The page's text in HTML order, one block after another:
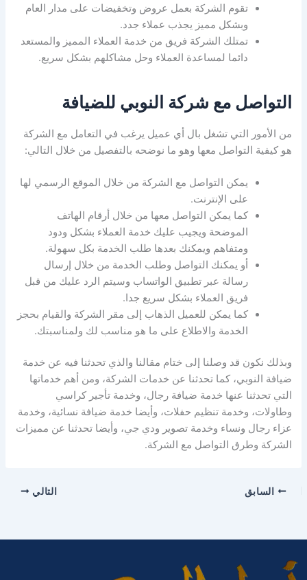
تقوم الشركة بعمل عروض وتخفيضات على مدار العام
وبشكل مميز يجذب عملاء جدد.
تمتلك الشركة فريق من خدمة العملاء المميز والمستعد
دائما لمساعدة العملاء وحل مشاكلهم بشكل سريع.
التواصل مع شركة النوبي للضيافة
من الأمور التي تشغل بال أي عميل يرغب في التعامل مع الشركة
هو كيفية التواصل معها وهو ما نوضحه بالتفصيل من خلال التالي:
يمكن التواصل مع الشركة من خلال الموقع الرسمي لها
على الإنترنت.
كما يمكن التواصل معها من خلال أرقام الهاتف
الموضحة ويجيب عليك خدمة العملاء بشكل ودود
ومتفاهم ويمكنك بعدها طلب الخدمة بكل سهولة.
أو يمكنك التواصل وطلب الخدمة من خلال إرسال
رسالة عبر تطبيق الواتساب وسيتم الرد عليك من قبل
فريق العملاء بشكل سريع جدا.
كما يمكن للعميل الذهاب إلى مقر الشركة والقيام بحجز
الخدمة والاطلاع على ما هو مناسب لك ولمناسبتك.
وبذلك نكون قد وصلنا إلى ختام مقالنا والذي تحدثنا فيه عن خدمة
ضيافة النوبي، كما تحدثنا عن خدمات الشركة، ومن أهم خدماتها
التي تحدثنا عنها خدمة ضيافة رجال، وخدمة تأجير كراسي
وطاولات، وخدمة تنظيم حفلات، وأيضا خدمة ضيافة نسائية، وخدمة
عزاء رجال ونساء وخدمة تصوير ودي جي، وأيضا تحدثنا عن مميزات
الشركة وطرق التواصل مع الشركة.
السابق التالي